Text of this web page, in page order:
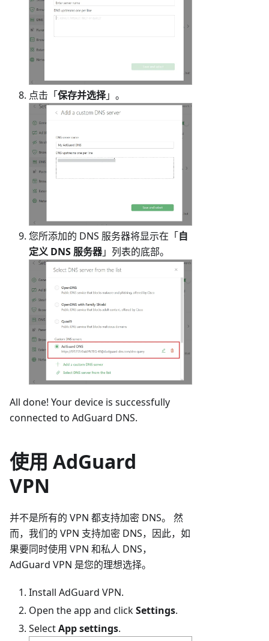
点击「保存并选择」。
您所添加的 DNS 服务器将显示在「自
定义 DNS 服务器」列表的底部。
All done! Your device is successfully
connected to AdGuard DNS.
使用 AdGuard
VPN
并不是所有的 VPN 都支持加密 DNS。 然
而，我们的 VPN 支持加密 DNS，因此，如
果要同时使用 VPN 和私人 DNS，
AdGuard VPN 是您的理想选择。
Install AdGuard VPN.
Open the app and clickSettings.
SelectApp settings.